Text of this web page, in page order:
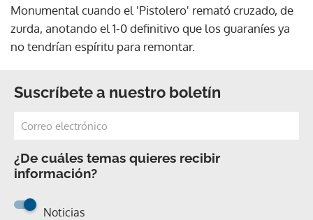
Monumental cuando el 'Pistolero' remató cruzado, de
zurda, anotando el 1-0 definitivo que los guaraníes ya
no tendrían espíritu para remontar.
Suscríbete a nuestro boletín
¿De cuáles temas quieres recibir
información?
Noticias